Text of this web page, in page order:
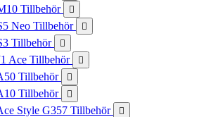
Tillbehör 
Neo Tillbehör 
Tillbehör 
Ace Tillbehör 
Tillbehör 
Tillbehör 
Style G357 Tillbehör 